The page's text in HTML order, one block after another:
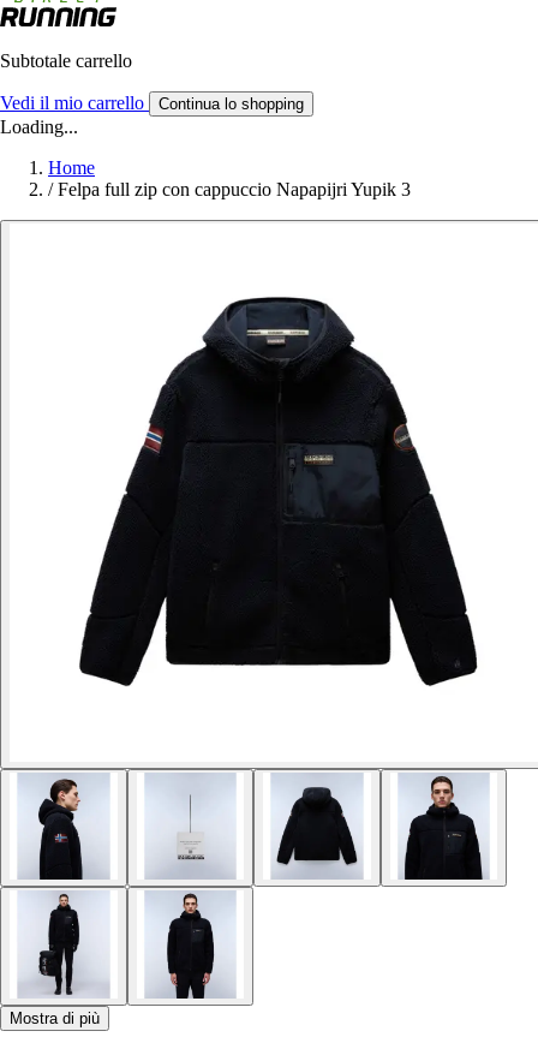
Subtotale carrello
Vedi il mio carrello Continua lo shopping
Loading...
Home
/ Felpa full zip con cappuccio Napapijri Yupik 3
Mostra di più